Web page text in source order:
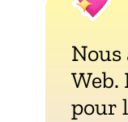
Nous
Web.
pour